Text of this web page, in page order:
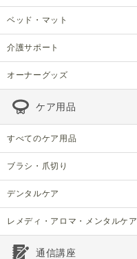
ベッド・マット
介護サポート
オーナーグッズ
ケア用品
すべてのケア用品
ブラシ・爪切り
デンタルケア
レメディ・アロマ・メンタルケア
通信講座